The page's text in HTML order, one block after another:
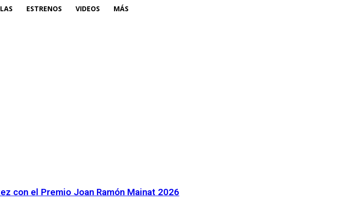
ESTRENOS VIDEOS MÁS
con el Premio Joan Ramón Mainat 2026